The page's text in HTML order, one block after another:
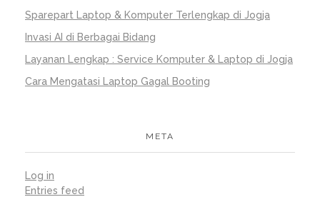
Sparepart Laptop & Komputer Terlengkap di Jogja
Invasi AI di Berbagai Bidang
Layanan Lengkap : Service Komputer & Laptop di Jogja
Cara Mengatasi Laptop Gagal Booting
META
Log in
Entries feed